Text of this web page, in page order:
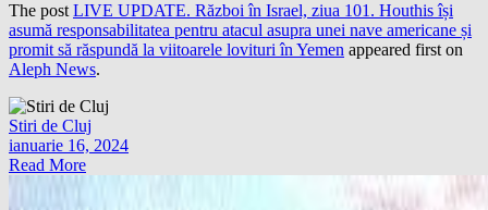
The post LIVE UPDATE. Război în Israel, ziua 101. Houthis își
asumă responsabilitatea pentru atacul asupra unei nave americane și
promit să răspundă la viitoarele lovituri în Yemen appeared first on
Aleph News.
Stiri de Cluj
ianuarie 16, 2024
Read More